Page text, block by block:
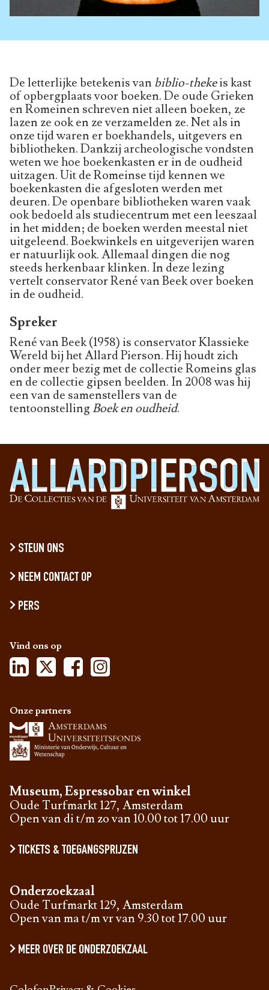
De letterlijke betekenis van biblio-thekeis kast
of opbergplaats voor boeken. De oude Grieken
en Romeinen schreven niet alleen boeken, ze
lazen ze ook en ze verzamelden ze. Net als in
onze tijd waren er boekhandels, uitgevers en
bibliotheken. Dankzij archeologische vondsten
weten we hoe boekenkasten er in de oudheid
uitzagen. Uit de Romeinse tijd kennen we
boekenkasten die afgesloten werden met
deuren. De openbare bibliotheken waren vaak
ook bedoeld als studiecentrum met een leeszaal
in het midden; de boeken werden meestal niet
uitgeleend. Boekwinkels en uitgeverijen waren
er natuurlijk ook. Allemaal dingen die nog
steeds herkenbaar klinken. In deze lezing
vertelt conservator René van Beek over boeken
in de oudheid.
Spreker
René van Beek (1958) is conservator Klassieke
Wereld bij het Allard Pierson. Hij houdt zich
onder meer bezig met de collectie Romeins glas
en de collectie gipsen beelden. In 2008 was hij
een van de samenstellers van de
tentoonstellingBoek en oudheid.
STEUN ONS
NEEM CONTACT OP
PERS
Vind ons op
Museum, Espressobar en winkel
Oude Turfmarkt 127, Amsterdam
Open van di t/m zo van 10.00 tot 17.00 uur
TICKETS & TOEGANGSPRIJZEN
Onderzoekzaal
Oude Turfmarkt 129, Amsterdam
Open van ma t/m vr van 9.30 tot 17.00 uur
MEER OVER DE ONDERZOEKZAAL
Onze partners